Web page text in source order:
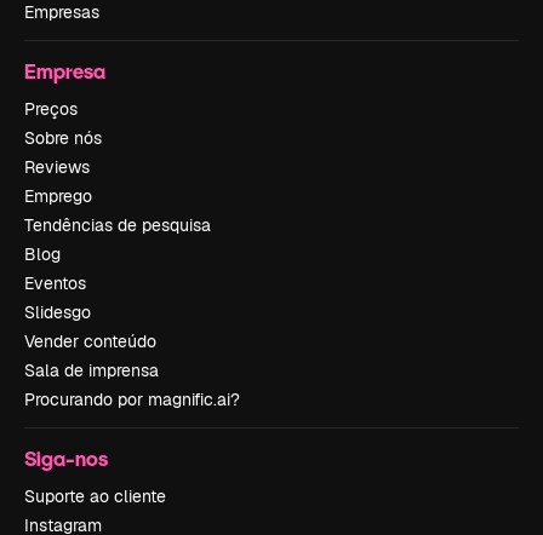
Empresas
Empresa
Preços
Sobre nós
Reviews
Emprego
Tendências de pesquisa
Blog
Eventos
Slidesgo
Vender conteúdo
Sala de imprensa
Procurando por magnific.ai?
Siga-nos
Suporte ao cliente
Instagram